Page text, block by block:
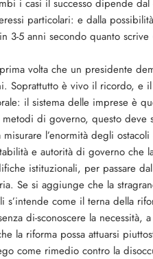
i casi il successo dipende
particolari: e dalla
5 anni secondo quanto scrive
volta che un presidente
Soprattutto è vivo il ricordo, e
il sistema delle imprese è
di governo, questo deve
l’enormità degli
e autorità di governo che
istituzionali, per passare
Se si aggiunge che la
come il terna della
di-sconoscere la necessità,
la riforma possa attuarsi
come rimedio contro la